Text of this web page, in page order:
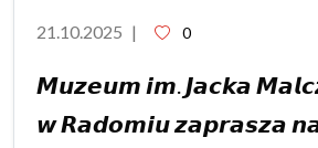
21.10.2025 | 0
𝙈𝙪𝙯𝙚𝙪𝙢 𝙞𝙢. 𝙅𝙖𝙘𝙠𝙖
𝙬 𝙍𝙖𝙙𝙤𝙢𝙞𝙪 𝙯𝙖𝙥𝙧𝙖𝙨𝙯𝙖